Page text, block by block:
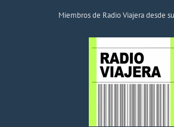
Miembros de Radio Viajera desde